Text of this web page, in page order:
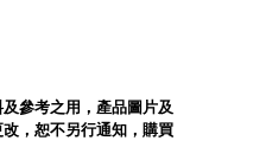
參考之用，產品圖片及
，恕不另行通知，購買